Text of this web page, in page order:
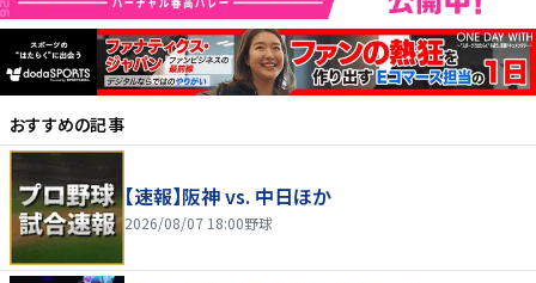
おすすめの記事
【速報】阪神 vs. 中日ほか
2026/08/07 18:00野球